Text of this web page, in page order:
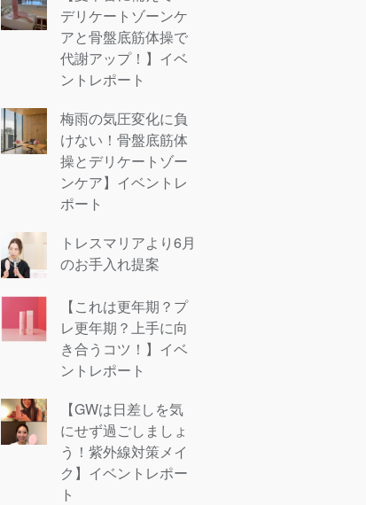
デリケートゾーンケ
アと骨盤底筋体操で
代謝アップ！】イベ
ントレポート
梅雨の気圧変化に負
けない！骨盤底筋体
操とデリケートゾー
ンケア】イベントレ
ポート
トレスマリアより6月
のお手入れ提案
【これは更年期？プ
レ更年期？上手に向
き合うコツ！】イベ
ントレポート
【GWは日差しを気
にせず過ごしましょ
う！紫外線対策メイ
ク】イベントレポー
ト